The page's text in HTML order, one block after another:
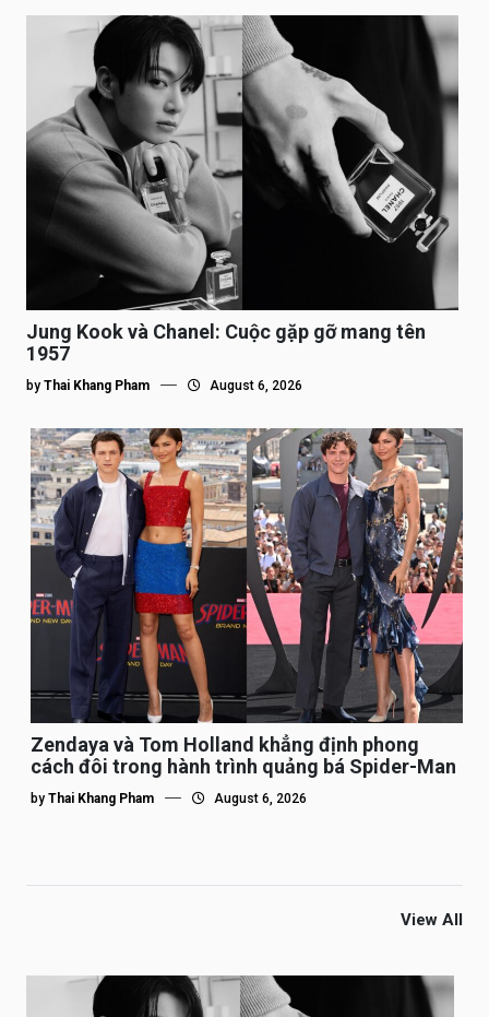
Jung Kook và Chanel: Cuộc gặp gỡ mang tên
1957
by Thai Khang Pham August 6, 2026
Zendaya và Tom Holland khẳng định phong
cách đôi trong hành trình quảng bá Spider-Man
by Thai Khang Pham August 6, 2026
View All